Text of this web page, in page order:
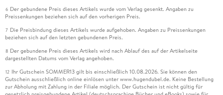
6 Der gebundene Preis dieses Artikels wurde vom Verlag gesenkt. Angaben zu
Preissenkungen beziehen sich auf den vorherigen Preis.
7 Die Preisbindung dieses Artikels wurde aufgehoben. Angaben zu Preissenkungen
beziehen sich auf den letzten gebundenen Preis.
8 Der gebundene Preis dieses Artikels wird nach Ablauf des auf der Artikelseite
dargestellten Datums vom Verlag angehoben.
12 Ihr Gutschein SOMMER13 gilt bis einschließlich 10.08.2026. Sie können den
Gutschein ausschließlich online einlösen unter www.hugendubel.de. Keine Bestellung
zur Abholung mit Zahlung in der Filiale möglich. Der Gutschein ist nicht gültig für